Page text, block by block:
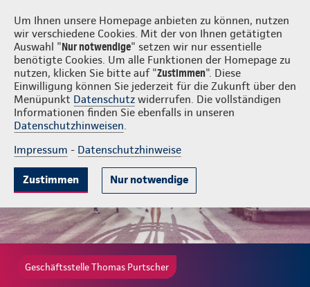
Um Ihnen unsere Homepage anbieten zu können, nutzen
wir verschiedene Cookies. Mit der von Ihnen getätigten
Auswahl "Nur notwendige" setzen wir nur essentielle
benötigte Cookies. Um alle Funktionen der Homepage zu
nutzen, klicken Sie bitte auf "Zustimmen". Diese
Einwilligung können Sie jederzeit für die Zukunft über den
Menüpunkt Datenschutz widerrufen. Die vollständigen
Informationen finden Sie ebenfalls in unseren
Datenschutzhinweisen.
Impressum - Datenschutzhinweise
Zustimmen Nur notwendige
Thomas Purtscher Login
Gute Gründe Tarife & Leistungen Wissenswertes Beratung &
Geschäftsstelle Thomas Purtscher